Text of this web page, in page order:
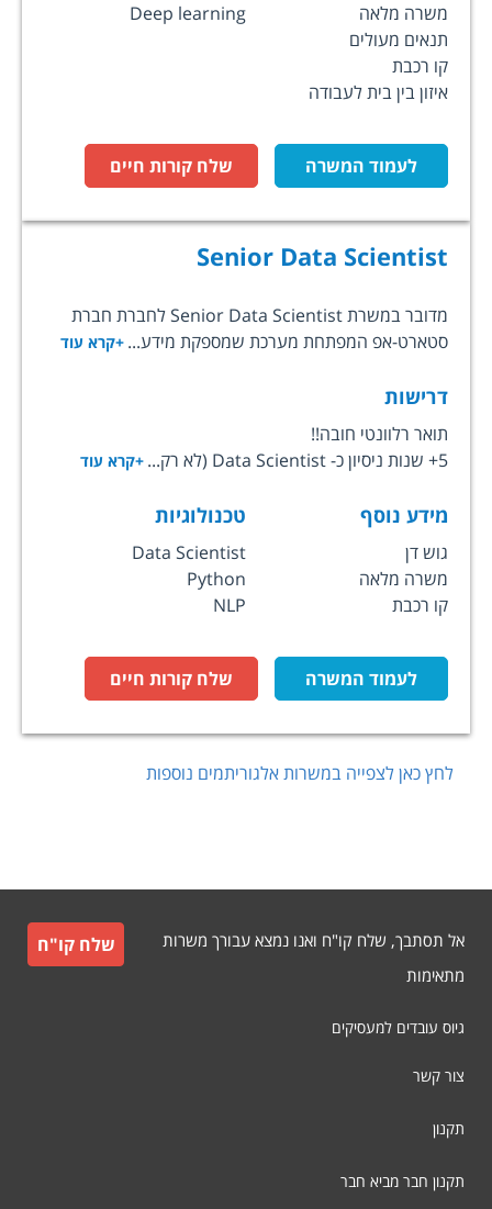
משרה מלאה
תנאים מעולים
קו רכבת
איזון בין בית לעבודה
Deep learning
לעמוד המשרה שלח קורות חיים
Senior Data Scientist
מדובר במשרת Senior Data Scientist לחברת חברת
סטארט-אפ המפתחת מערכת שמספקת מידע... +קרא עוד
דרישות
תואר רלוונטי חובה!!
5+ שנות ניסיון כ- Data Scientist (לא רק...
+קרא עוד
מידע נוסף
גוש דן
משרה מלאה
קו רכבת
טכנולוגיות
Data Scientist
Python
NLP
לעמוד המשרה שלח קורות חיים
לחץ כאן לצפייה במשרותאלגוריתמים נוספות
אל תסתבך, שלח קו"ח ואנו נמצא עבורך משרות
מתאימות
שלח קו"ח
גיוס עובדים למעסיקים
צור קשר
תקנון
תקנון חבר מביא חבר